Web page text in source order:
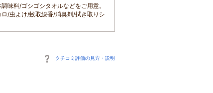
味料/ゴシゴシタオルなどをご用意。
/虫よけ/蚊取線香/消臭剤/拭き取りシ
クチコミ評価の見方・説明